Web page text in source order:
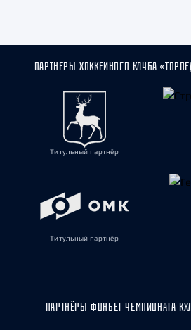
ПАРТНЁРЫ ХОККЕЙНОГО КЛУБА
Титульный партнёр
Титульный партнёр
ПАРТНЁРЫ ФОНБЕТ ЧЕМПИОНАТА